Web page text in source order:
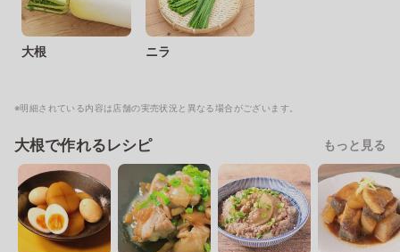
大根 ニラ
※明細されている内容は店舗の実売状況と異なる場合がございます。
大根で作れるレシピ もっと見る